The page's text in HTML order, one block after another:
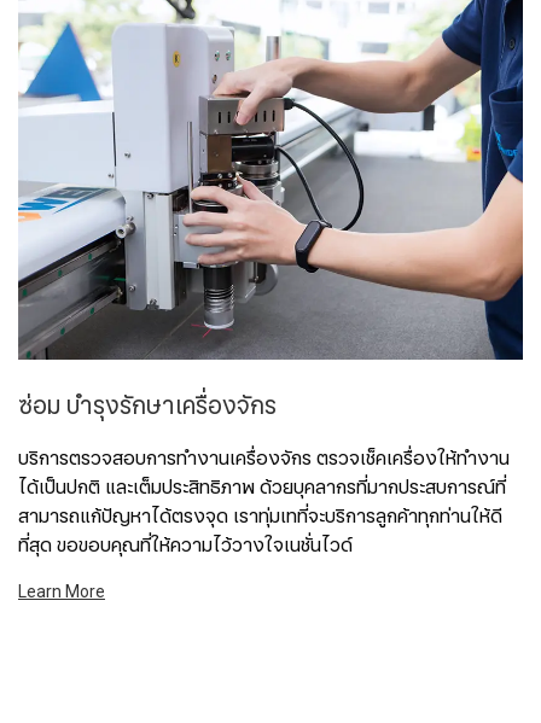
ซ่อม บำรุงรักษาเครื่องจักร
บริการตรวจสอบการทำงานเครื่องจักร ตรวจเช็คเครื่องให้ทำงาน
ได้เป็นปกติ และเต็มประสิทธิภาพ ด้วยบุคลากรที่มากประสบการณ์ที่
สามารถแก้ปัญหาได้ตรงจุด เราทุ่มเทที่จะบริการลูกค้าทุกท่านให้ดี
ที่สุด ขอขอบคุณที่ให้ความไว้วางใจเนชั่นไวด์
Learn More